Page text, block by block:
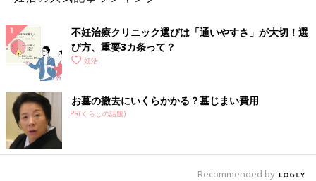
不妊治療クリニック選びは「通いやすさ」が大切！選
び方、重要3カ条って？
妊活
お墓の撤去にいくらかかる？墓じまい費用
PR(くらしの話題)
Recommended by